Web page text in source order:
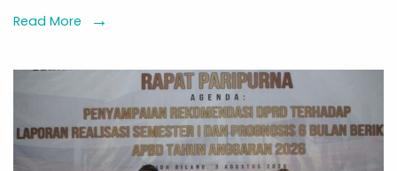
Kondisi
dalam
Read More